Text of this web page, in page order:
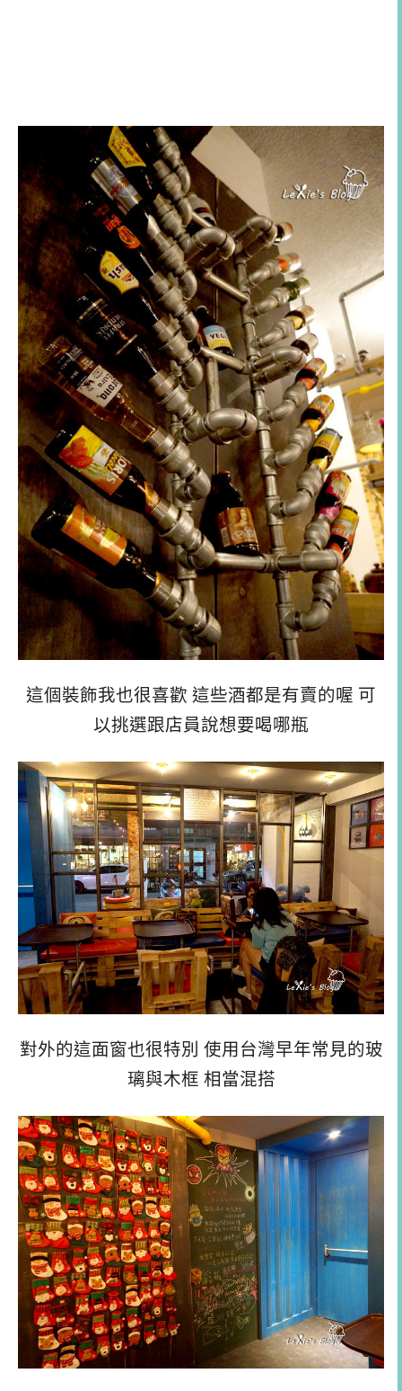
這個裝飾我也很喜歡 這些酒都是有賣的喔 可
以挑選跟店員說想要喝哪瓶
對外的這面窗也很特別 使用台灣早年常見的玻
璃與木框 相當混搭